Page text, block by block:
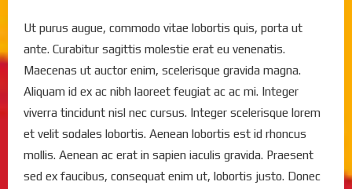
Ut purus augue, commodo vitae lobortis quis, porta ut
ante. Curabitur sagittis molestie erat eu venenatis.
Maecenas ut auctor enim, scelerisque gravida magna.
Aliquam id ex ac nibh laoreet feugiat ac ac mi. Integer
viverra tincidunt nisl nec cursus. Integer scelerisque lorem
et velit sodales lobortis. Aenean lobortis est id rhoncus
mollis. Aenean ac erat in sapien iaculis gravida. Praesent
sed ex faucibus, consequat enim ut, lobortis justo. Donec